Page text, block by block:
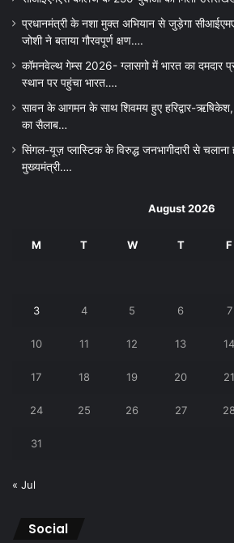
प्रधानमंत्री के नशा मुक्त अभियान से जुड़ेगा
जोशी ने बताया गौरवपूर्ण क्षण….
कॉमनवेल्थ गेम्स 2026- ग्लासगो में भारत का दमदार
स्थान पर पहुंचा भारत….
सावन के आगमन के साथ शिवमय हुए हरिद्वार-
का सैलाब…
सिंगल-यूज़ प्लास्टिक के विरुद्ध जनभागीदारी से चलाना
मुख्यमंत्री….
August 2026
M T W T F
3 4 5 6 7
10 11 12 13 14
17 18 19 20 21
24 25 26 27 28
31
« Jul
Social